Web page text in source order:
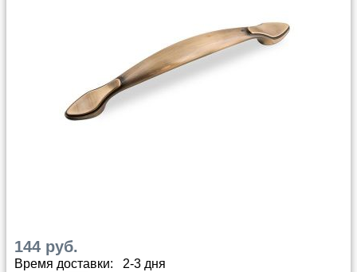
144 руб.
Время доставки: 2-3 дня